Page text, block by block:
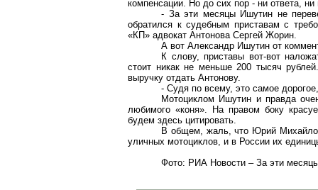
компенсации. Но до сих пор - ни ответа, ни
- За эти месяцы Ишутин не
обратился к судебным приставам с
«КП» адвокат Антонова Сергей Жорин.
А вот Александр Ишутин от
К слову, приставы вот-вот
стоит никак не меньше 200 тысяч
выручку отдать Антонову.
- Судя по всему, это самое
Мотоциклом Ишутин и правда
любимого «коня». На правом боку
будем здесь цитировать.
В общем, жаль, что Юрий
уличных мотоциклов, и в России их
Фото: РИА Новости – За эти